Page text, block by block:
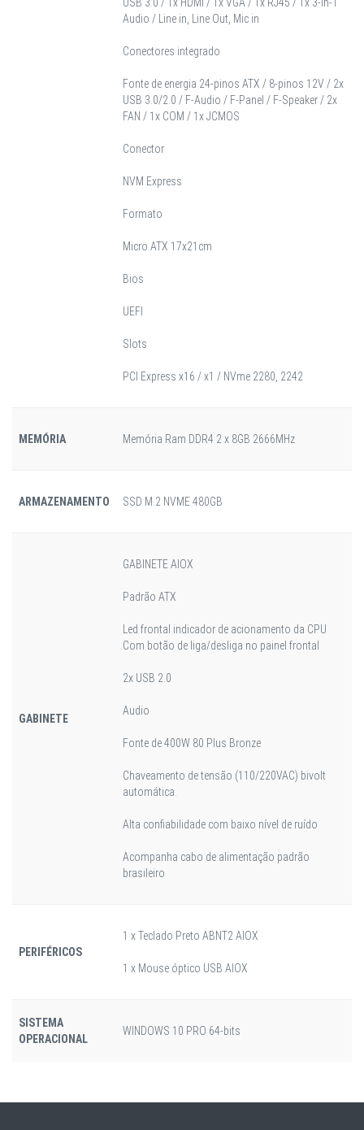
Audio / Line in, Line Out, Mic in
Conectores integrado
Fonte de energia 24-pinos ATX / 8-pinos 12V / 2x
USB 3.0/2.0 / F-Audio / F-Panel / F-Speaker / 2x
FAN / 1x COM / 1x JCMOS
Conector
NVM Express
Formato
Micro ATX 17x21cm
Bios
UEFI
Slots
PCI Express x16 / x1 / NVme 2280, 2242
MEMÓRIA Memória Ram DDR4 2 x 8GB 2666MHz
ARMAZENAMENTO SSD M.2 NVME 480GB
GABINETE
GABINETE AIOX
Padrão ATX
Led frontal indicador de acionamento da CPU
Com botão de liga/desliga no painel frontal
2x USB 2.0
Audio
Fonte de 400W 80 Plus Bronze
Chaveamento de tensão (110/220VAC) bivolt
automática.
Alta confiabilidade com baixo nível de ruído
Acompanha cabo de alimentação padrão
brasileiro
PERIFÉRICOS
1 x Teclado Preto ABNT2 AIOX
1 x Mouse óptico USB AIOX
SISTEMA
OPERACIONAL
WINDOWS 10 PRO 64-bits